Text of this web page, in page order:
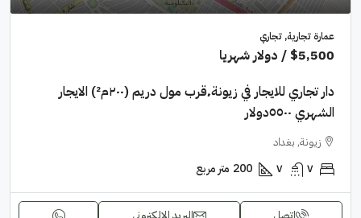
عمارة تجارية, تجاري
$5,500 / دولار شهريا
دار تجاري للايجار في زيونة٬قرب مول دريم (٢٠٠م²) الايجار
الشهري ٥٥٠٠دولار
زيونة, بغداد
٧ ٧ 200 متر مربع
اتصل البريد الإلكتروني